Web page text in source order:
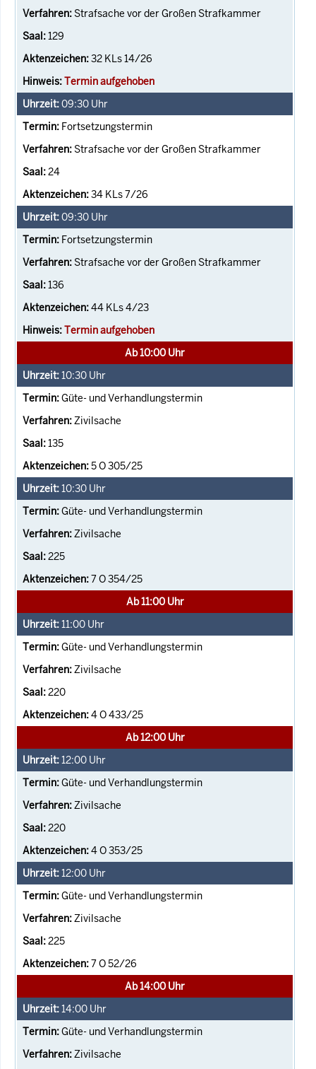
Strafsache vor der Großen Strafkammer
129
32 KLs 14/26
Termin aufgehoben
09:30 Uhr
Fortsetzungstermin
Strafsache vor der Großen Strafkammer
24
34 KLs 7/26
09:30 Uhr
Fortsetzungstermin
Strafsache vor der Großen Strafkammer
136
44 KLs 4/23
Termin aufgehoben
Ab 10:00 Uhr
10:30 Uhr
Güte- und Verhandlungstermin
Zivilsache
135
5 O 305/25
10:30 Uhr
Güte- und Verhandlungstermin
Zivilsache
225
7 O 354/25
Ab 11:00 Uhr
11:00 Uhr
Güte- und Verhandlungstermin
Zivilsache
220
4 O 433/25
Ab 12:00 Uhr
12:00 Uhr
Güte- und Verhandlungstermin
Zivilsache
220
4 O 353/25
12:00 Uhr
Güte- und Verhandlungstermin
Zivilsache
225
7 O 52/26
Ab 14:00 Uhr
14:00 Uhr
Güte- und Verhandlungstermin
Zivilsache